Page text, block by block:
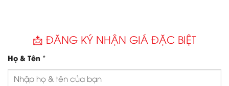
📩 ĐĂNG KÝ NHẬN GIÁ ĐẶC BIỆT
Họ & Tên *